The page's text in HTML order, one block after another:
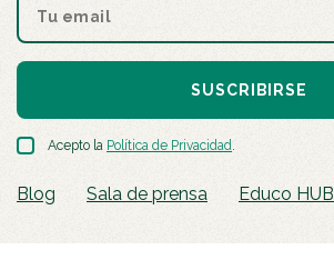
SUSCRIBIRSE
Acepto la Política de Privacidad.
Blog Sala de prensa Educo HUB